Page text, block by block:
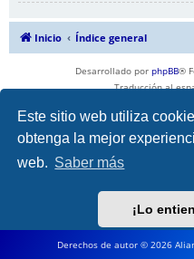
Este sitio web utiliza
obtenga la mejor
web. Saber más
¡Lo
Inicio Índice general
Desarrollado por phpBB®
Traducción al
Derechos de autor © 2026